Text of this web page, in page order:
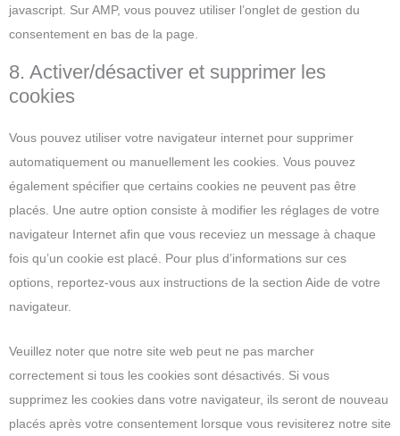
javascript. Sur AMP, vous pouvez utiliser l’onglet de gestion du
consentement en bas de la page.
8. Activer/désactiver et supprimer les
cookies
Vous pouvez utiliser votre navigateur internet pour supprimer
automatiquement ou manuellement les cookies. Vous pouvez
également spécifier que certains cookies ne peuvent pas être
placés. Une autre option consiste à modifier les réglages de votre
navigateur Internet afin que vous receviez un message à chaque
fois qu’un cookie est placé. Pour plus d’informations sur ces
options, reportez-vous aux instructions de la section Aide de votre
navigateur.
Veuillez noter que notre site web peut ne pas marcher
correctement si tous les cookies sont désactivés. Si vous
supprimez les cookies dans votre navigateur, ils seront de nouveau
placés après votre consentement lorsque vous revisiterez notre site